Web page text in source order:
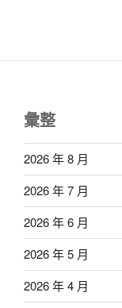
彙整
2026 年 8 月
2026 年 7 月
2026 年 6 月
2026 年 5 月
2026 年 4 月